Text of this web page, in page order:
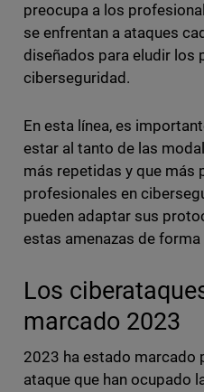
preocupa a los
se enfrentan a ataques
diseñados para eludir los
ciberseguridad.
En esta línea, es
estar al tanto de las
más repetidas y que más
profesionales en
pueden adaptar sus
estas amenazas de forma
Los
marcado 2023
2023 ha estado marcado
ataque que han ocupado